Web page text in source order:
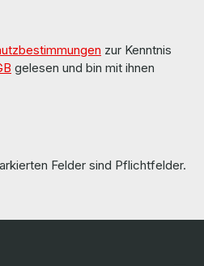
zur Kenntnis
gelesen und bin mit ihnen
Felder sind Pflichtfelder.